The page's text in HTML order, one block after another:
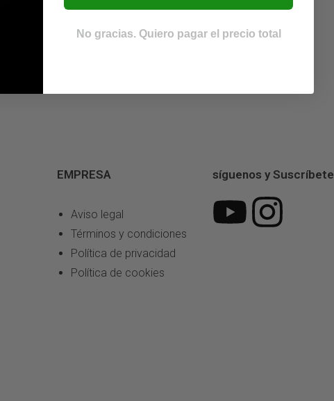
EMPRESA
Aviso legal
Términos y condiciones
Política de privacidad
Política de cookies
síguenos y Suscríbete
No gracias. Quiero pagar el precio total